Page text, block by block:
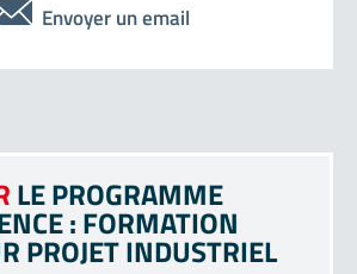
Envoyer un email
LE PROGRAMME
: FORMATION
PROJET INDUSTRIEL